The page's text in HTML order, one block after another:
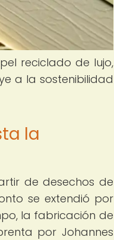
reciclado de lujo,
a la sostenibilidad
la
de desechos de
se extendió por
la fabricación de
por Johannes